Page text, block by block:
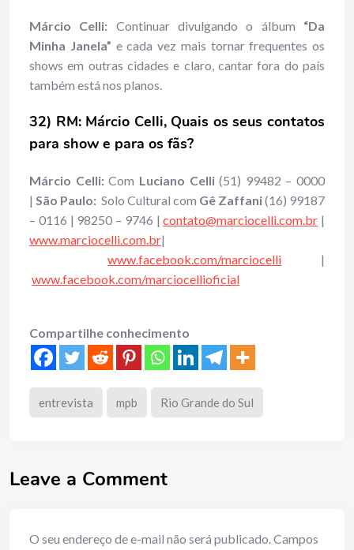
Márcio Celli: Continuar divulgando o álbum “Da
Minha Janela” e cada vez mais tornar frequentes os
shows em outras cidades e claro, cantar fora do país
também está nos planos.
32) RM: Márcio Celli, Quais os seus contatos
para show e para os fãs?
Márcio Celli:Com Luciano Celli(51) 99482 – 0000
| São Paulo: Solo Cultural com Gê Zaffani(16) 99187
– 0116 | 98250 – 9746 |contato@marciocelli.com.br |
www.marciocelli.com.br|
www.facebook.com/marciocelli |
www.facebook.com/marciocellioficial
Compartilhe conhecimento
entrevista mpb Rio Grande do Sul
Leave a Comment
O seu endereço de e-mail não será publicado.Campos